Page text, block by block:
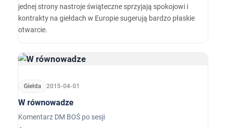
jednej strony nastroje świąteczne sprzyjają spokojowi i
kontrakty na giełdach w Europie sugerują bardzo płaskie
otwarcie.
Giełda 2015-04-01
W równowadze
Komentarz DM BOŚ po sesji